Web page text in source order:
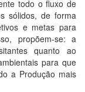
todo o fluxo de
sólidos, de forma
e metas para
propõem-se: a
quanto ao
para que
a Produção mais